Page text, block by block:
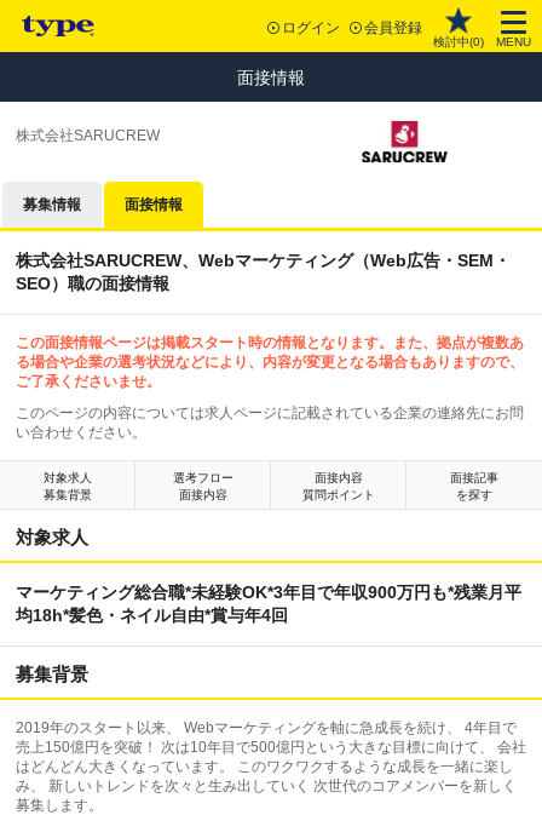
ログイン 会員登録
検討中(0) MENU
面接情報
株式会社SARUCREW
募集情報 面接情報
株式会社SARUCREW、Webマーケティング（Web広告・SEM・
SEO）職の面接情報
この面接情報ページは掲載スタート時の情報となります。また、拠点が複数あ
る場合や企業の選考状況などにより、内容が変更となる場合もありますので、
ご了承くださいませ。
このページの内容については求人ページに記載されている企業の連絡先にお問
い合わせください。
対象求人
募集背景
選考フロー
面接内容
面接内容
質問ポイント
面接記事
を探す
対象求人
マーケティング総合職*未経験OK*3年目で年収900万円も*残業月平
均18h*髪色・ネイル自由*賞与年4回
募集背景
2019年のスタート以来、 Webマーケティングを軸に急成長を続け、 4年目で
売上150億円を突破！ 次は10年目で500億円という大きな目標に向けて、 会社
はどんどん大きくなっています。 このワクワクするような成長を一緒に楽し
み、 新しいトレンドを次々と生み出していく 次世代のコアメンバーを新しく
募集します。